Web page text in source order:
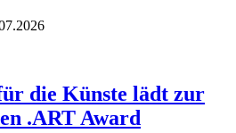
die Künste lädt zur
.ART Award